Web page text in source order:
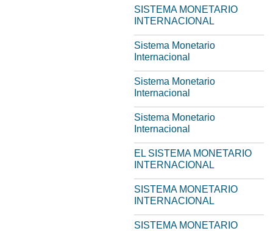
SISTEMA MONETARIO
INTERNACIONAL
Sistema Monetario
Internacional
Sistema Monetario
Internacional
Sistema Monetario
Internacional
EL SISTEMA MONETARIO
INTERNACIONAL
SISTEMA MONETARIO
INTERNACIONAL
SISTEMA MONETARIO